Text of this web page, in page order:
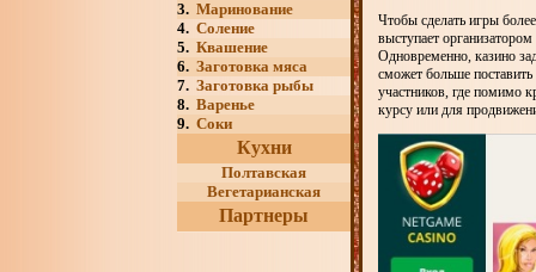
3. Маринование
4. Соление
5. Квашение
6. Заготовка мяса
7. Заготовка рыбы
8. Варенье
9. Соки
Кухни
Полтавская
Вегетарианская
Партнеры
Чтобы сделать игры
выступает
Одновременно, казино
сможет больше
участников, где помимо
курсу или для